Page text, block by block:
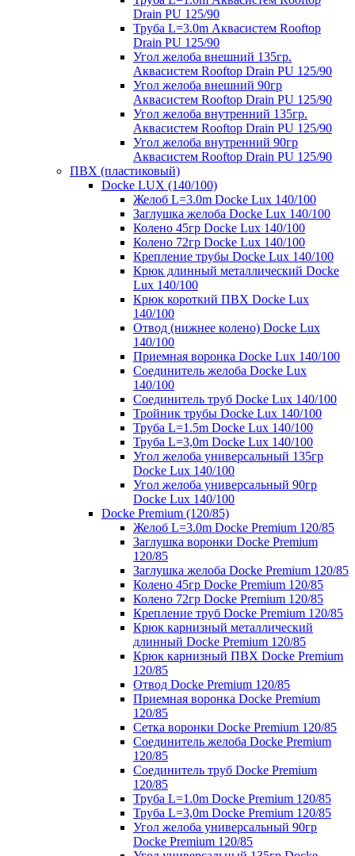
Drain PU 125/90
Труба L=3.0m Аквасистем Rooftop
Drain PU 125/90
Угол желоба внешний 135гр.
Аквасистем Rooftop Drain PU 125/90
Угол желоба внешний 90гр
Аквасистем Rooftop Drain PU 125/90
Угол желоба внутренний 135гр.
Аквасистем Rooftop Drain PU 125/90
Угол желоба внутренний 90гр
Аквасистем Rooftop Drain PU 125/90
ПВХ (пластиковый)
Docke LUX (140/100)
Желоб L=3.0m Docke Lux 140/100
Заглушка желоба Docke Lux 140/100
Колено 45гр Docke Lux 140/100
Колено 72гр Docke Lux 140/100
Крепление трубы Docke Lux 140/100
Крюк длинный металлический Docke
Lux 140/100
Крюк короткий ПВХ Docke Lux
140/100
Отвод (нижнее колено) Docke Lux
140/100
Приемная воронка Docke Lux 140/100
Соединитель желоба Docke Lux
140/100
Соединитель труб Docke Lux 140/100
Тройник трубы Docke Lux 140/100
Труба L=1.5m Docke Lux 140/100
Труба L=3,0m Docke Lux 140/100
Угол желоба универсальный 135гр
Docke Lux 140/100
Угол желоба универсальный 90гр
Docke Lux 140/100
Docke Premium (120/85)
Желоб L=3.0m Docke Premium 120/85
Заглушка воронки Docke Premium
120/85
Заглушка желоба Docke Premium 120/85
Колено 45гр Docke Premium 120/85
Колено 72гр Docke Premium 120/85
Крепление труб Docke Premium 120/85
Крюк карнизный металлический
длинный Docke Premium 120/85
Крюк карнизный ПВХ Docke Premium
120/85
Отвод Docke Premium 120/85
Приемная воронка Docke Premium
120/85
Сетка воронки Docke Premium 120/85
Соединитель желоба Docke Premium
120/85
Соединитель труб Docke Premium
120/85
Труба L=1.0m Docke Premium 120/85
Труба L=3,0m Docke Premium 120/85
Угол желоба универсальный 90гр
Docke Premium 120/85